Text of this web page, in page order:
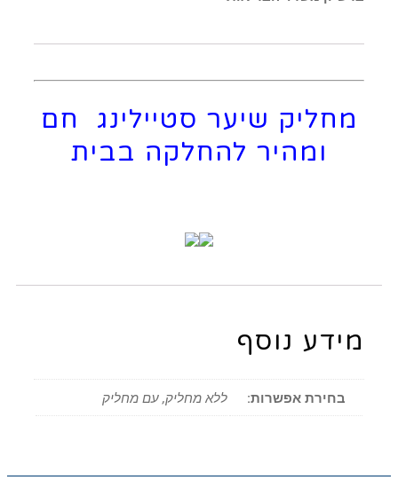
מחליק שיער סטיילינג חם
ומהיר להחלקה בבית
מידע נוסף
בחירת אפשרות: ללא מחליק, עם מחליק